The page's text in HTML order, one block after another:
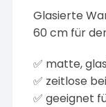
Glasierte
60 cm für
✅ matte,
✅ zeitlose
✅ geeignet